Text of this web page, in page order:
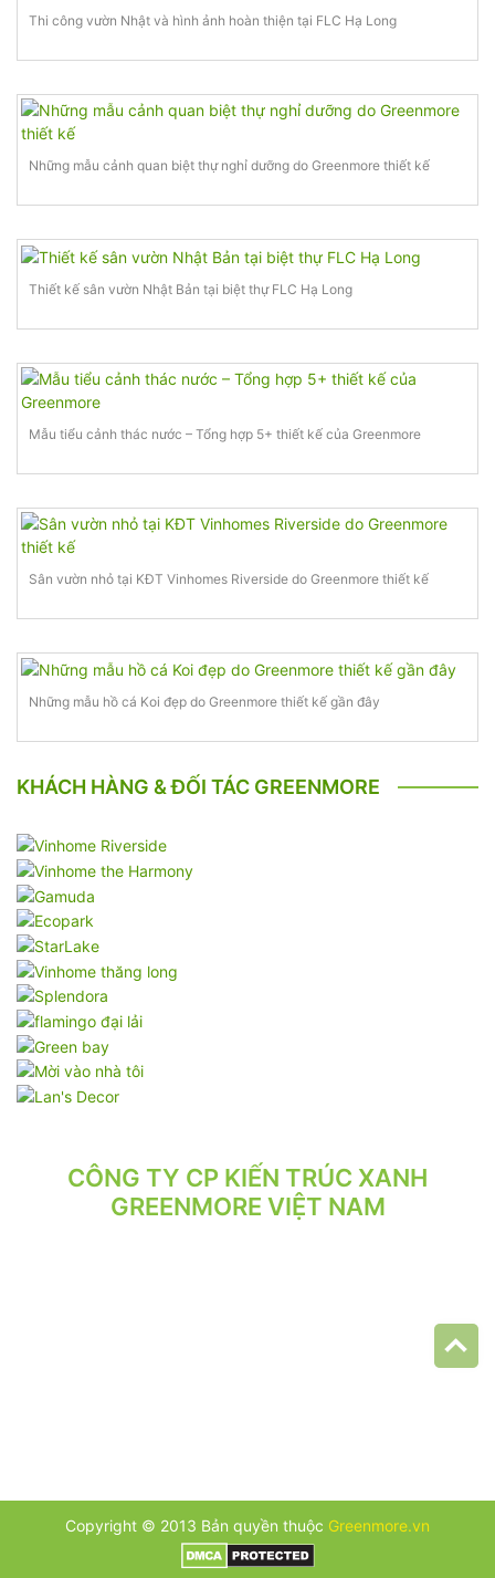
Thi công vườn Nhật và hình ảnh hoàn thiện tại FLC Hạ Long
Những mẫu cảnh quan biệt thự nghỉ dưỡng do Greenmore thiết kế
Thiết kế sân vườn Nhật Bản tại biệt thự FLC Hạ Long
Mẫu tiểu cảnh thác nước – Tổng hợp 5+ thiết kế của Greenmore
Sân vườn nhỏ tại KĐT Vinhomes Riverside do Greenmore thiết kế
Những mẫu hồ cá Koi đẹp do Greenmore thiết kế gần đây
KHÁCH HÀNG & ĐỐI TÁC GREENMORE
CÔNG TY CP KIẾN TRÚC XANH
GREENMORE VIỆT NAM
Copyright © 2013 Bản quyền thuộc Greenmore.vn